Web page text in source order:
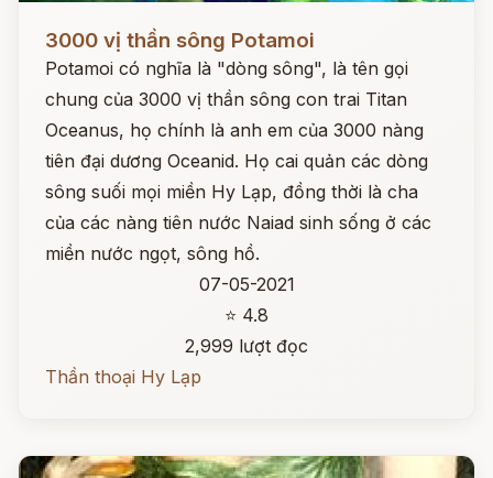
3000 vị thần sông Potamoi
Potamoi có nghĩa là "dòng sông", là tên gọi
chung của 3000 vị thần sông con trai Titan
Oceanus, họ chính là anh em của 3000 nàng
tiên đại dương Oceanid. Họ cai quản các dòng
sông suối mọi miền Hy Lạp, đồng thời là cha
của các nàng tiên nước Naiad sinh sống ở các
miền nước ngọt, sông hồ.
07-05-2021
⭐ 4.8
2,999 lượt đọc
Thần thoại Hy Lạp